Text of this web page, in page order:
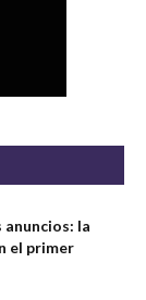
anuncios: la
el primer